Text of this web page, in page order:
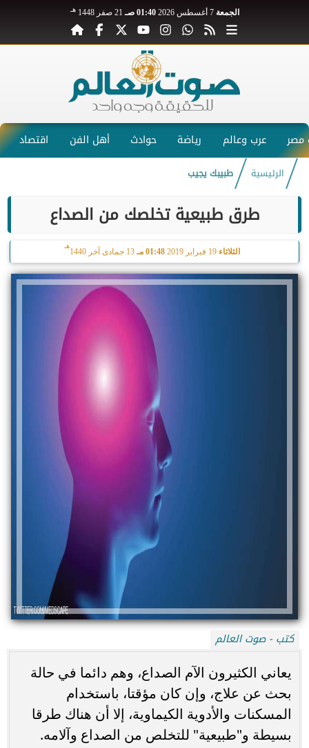
الجمعة 7 أغسطس 2026 01:40 صـ 21 صفر 1448 هـ
عرب وعالم رياضة حوادث أهل الفن اقتصاد
الرئيسية طبيبك يجيب
طرق طبيعية تخلصك من الصداع
الثلاثاء 19 فبراير 2019 01:48 مـ 13 جمادى آخر 1440
هـ
كتب - صوت العالم
يعاني الكثيرون الآم الصداع، وهم دائما في حالة
بحث عن علاج، وإن كان مؤقتا، باستخدام
المسكنات والأدوية الكيماوية، إلا أن هناك طرقا
بسيطة و"طبيعية" للتخلص من الصداع وآلامه.